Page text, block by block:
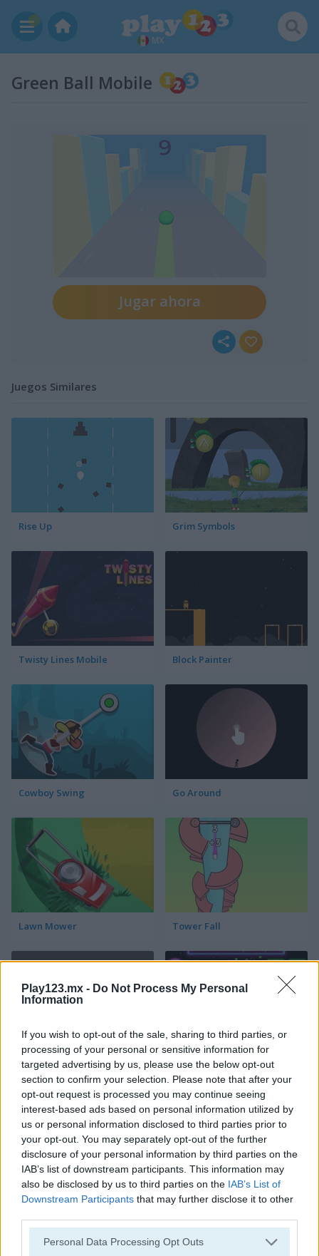
Play123.mx - Do Not Process My Personal
Information
If you wish to opt-out of the sale, sharing to third parties, or
processing of your personal or sensitive information for
targeted advertising by us, please use the below opt-out
section to confirm your selection. Please note that after your
opt-out request is processed you may continue seeing
interest-based ads based on personal information utilized by
us or personal information disclosed to third parties prior to
your opt-out. You may separately opt-out of the further
disclosure of your personal information by third parties on the
IAB’s list of downstream participants. This information may
also be disclosed by us to third parties on the IAB’s List of
Downstream Participants that may further disclose it to other
Personal Data Processing Opt Outs
MX
Green Ball Mobile
Jugar ahora
Juegos Similares
Rise Up Grim Symbols
Twisty Lines Mobile Block Painter
Cowboy Swing Go Around
Lawn Mower Tower Fall
Bottle Flip Mobile Rising Squares
Slime Road Super Thrower
Categorías Relacionadas